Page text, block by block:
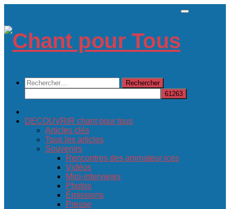
content
Rechercher :
DECOUVRIR chant pour tous
Articles clés
Tous les articles
Souvenirs
Rencontres des animateur·ices
Vidéos
Mini-interviews
Photos
Émissions
Presse